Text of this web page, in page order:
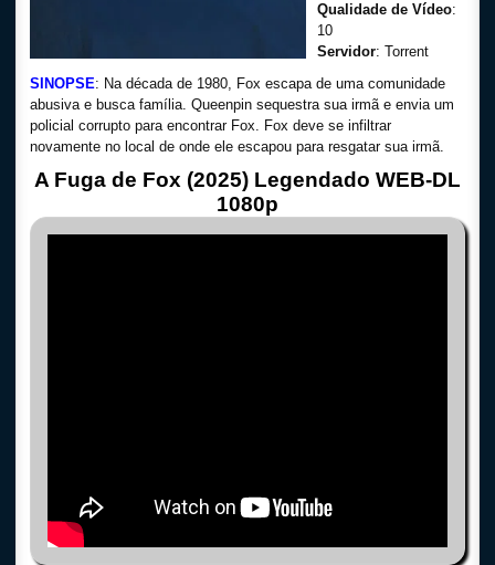
Qualidade de Vídeo:
10
Servidor: Torrent
SINOPSE: Na década de 1980, Fox escapa de uma comunidade
abusiva e busca família. Queenpin sequestra sua irmã e envia um
policial corrupto para encontrar Fox. Fox deve se infiltrar
novamente no local de onde ele escapou para resgatar sua irmã.
A Fuga de Fox (2025) Legendado WEB-DL
1080p